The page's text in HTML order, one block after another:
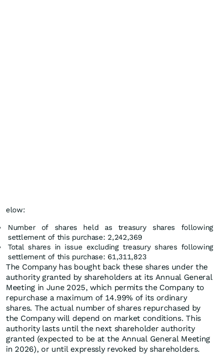
elow:
Number of shares held as treasury shares following
settlement of this purchase: 2,242,369
Total shares in issue excluding treasury shares following
settlement of this purchase: 61,311,823
The Company has bought back these shares under the
authority granted by shareholders at its Annual General
Meeting in June 2025, which permits the Company to
repurchase a maximum of 14.99% of its ordinary
shares. The actual number of shares repurchased by
the Company will depend on market conditions. This
authority lasts until the next shareholder authority
granted (expected to be at the Annual General Meeting
in 2026), or until expressly revoked by shareholders.